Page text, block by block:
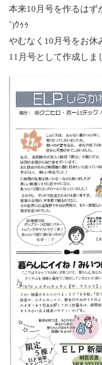
本来10月号を作るはず
`)ｳｩｩ
やむなく10月号をお休
11月号として作成しま